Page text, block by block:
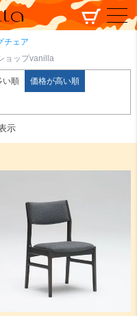
チェア
ョップvanilla
い順 価格が高い順
示